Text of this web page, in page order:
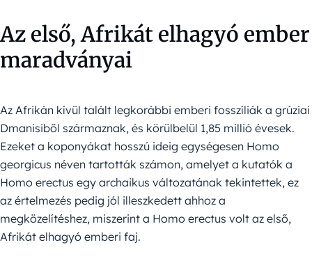
Az első, Afrikát elhagyó ember
maradványai
Az Afrikán kívül talált legkorábbi emberi fosszíliák a grúziai
Dmanisiből származnak, és körülbelül 1,85 millió évesek.
Ezeket a koponyákat hosszú ideig egységesen Homo
georgicus néven tartották számon, amelyet a kutatók a
Homo erectus egy archaikus változatának tekintettek, ez
az értelmezés pedig jól illeszkedett ahhoz a
megközelítéshez, miszerint a Homo erectus volt az első,
Afrikát elhagyó emberi faj.